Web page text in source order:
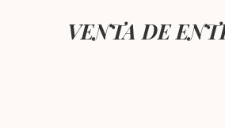
VENTA DE